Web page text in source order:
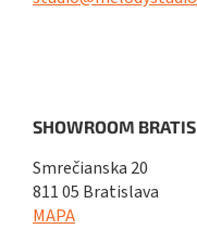
SHOWROOM
Smrečianska 20
811 05 Bratislava
MAPA